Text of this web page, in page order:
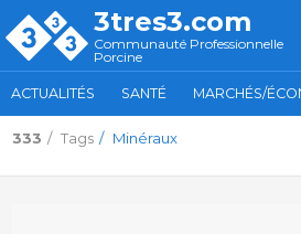
3tres3.com
Communauté Professionnelle
Porcine
ACTUALITÉS SANTÉ MARCHÉS/
333 Tags Minéraux